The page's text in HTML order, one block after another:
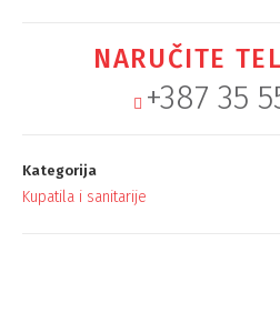
NARUČITE
+387 35
Kategorija
Kupatila i sanitarije